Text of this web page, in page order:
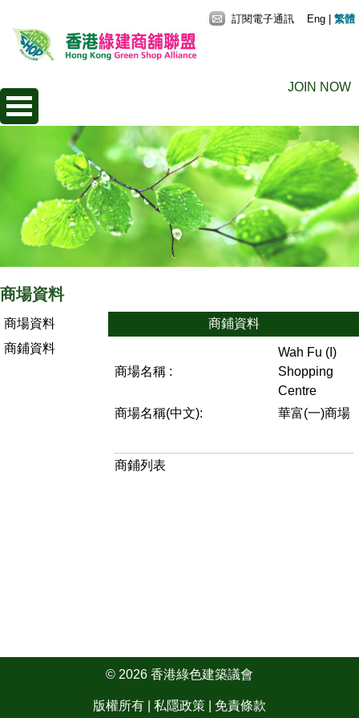
JOIN NOW
訂閱電子通訊 Eng 繁體
商場資料
商場資料
商鋪資料
商鋪資料
商場名稱 :
Wah Fu (I)
Shopping
Centre
商場名稱(中文):
華富(一)商場
商鋪列表
© 2026 香港綠色建築議會
版權所有 | 私隱政策 免責條款